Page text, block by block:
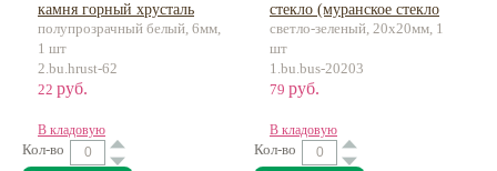
камня горный хрусталь
Сердце, отв.вдоль
полупрозрачный белый, 6мм,
1 шт
2.bu.hrust-62
22 руб.
В кладовую
Кол-во
стекло (муранское стекло
имитация) сердце
светло-зеленый, 20х20мм, 1
шт
1.bu.bus-20203
79 руб.
В кладовую
Кол-во